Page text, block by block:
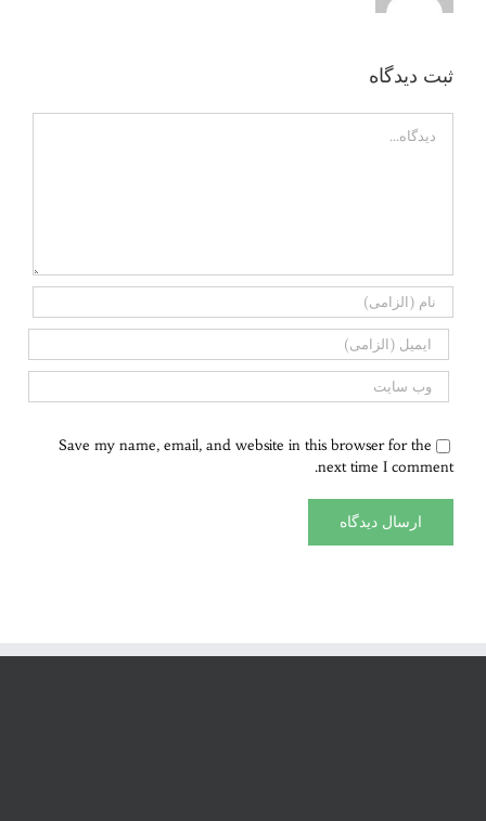
ثبت ديدگاه
Save my name, email, and website in this browser for the
next time I comment.